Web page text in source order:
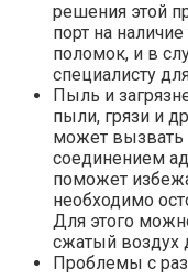
решения этой
порт на
поломок, и в
специалисту
Пыль и
пыли, грязи и
может вызвать
соединением
поможет
необходимо
Для этого
сжатый воздух
Проблемы с